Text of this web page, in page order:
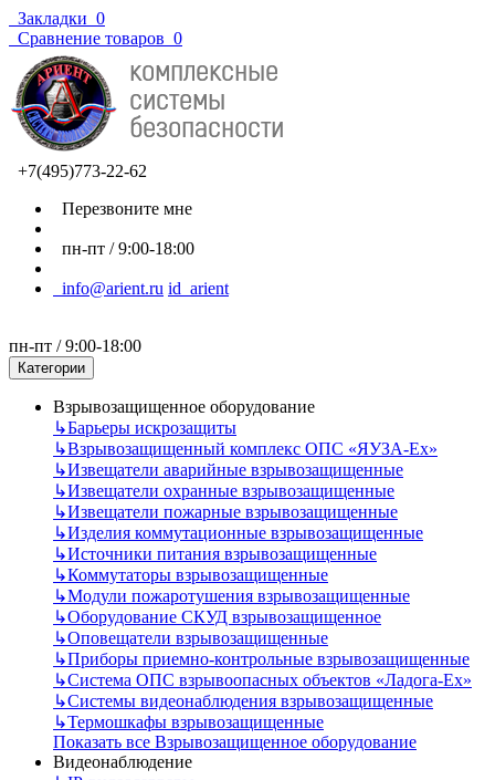
Закладки 0
Сравнение товаров 0
+7(495)773-22-62
Перезвоните мне
пн-пт / 9:00-18:00
info@arient.ru id_arient
пн-пт / 9:00-18:00
Категории
Взрывозащищенное оборудование
↳Барьеры искрозащиты
↳Взрывозащищенный комплекс ОПС «ЯУЗА-Ех»
↳Извещатели аварийные взрывозащищенные
↳Извещатели охранные взрывозащищенные
↳Извещатели пожарные взрывозащищенные
↳Изделия коммутационные взрывозащищенные
↳Источники питания взрывозащищенные
↳Коммутаторы взрывозащищенные
↳Модули пожаротушения взрывозащищенные
↳Оборудование СКУД взрывозащищенное
↳Оповещатели взрывозащищенные
↳Приборы приемно-контрольные взрывозащищенные
↳Система ОПС взрывоопасных объектов «Ладога-Ex»
↳Системы видеонаблюдения взрывозащищенные
↳Термошкафы взрывозащищенные
Показать все Взрывозащищенное оборудование
Видеонаблюдение